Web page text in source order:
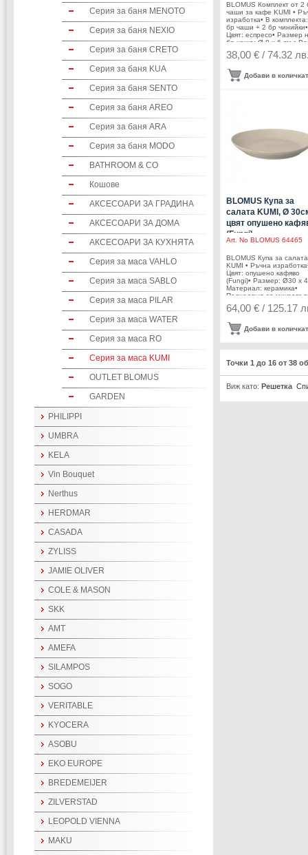
BLOMUS Комплект от 2
чаши за кафе KUMI •
изработка• В
бр чаши + 2 бр чинийки•
Цвят: еспресо• Размер
бр чаша: Ø 8 х 6 см.•
на 1 бр чинийка: Ø 13,5
см• Вместимост на 1 бр
Материал: керамика•
Подходящи за
38,00 € / 74.32
Добави в
BLOMUS Купа за
салата KUMI, Ø
цвят опушено
(Fungi)
Art. No BLOMUS 64465
BLOMUS Купа за салата
KUMI • Ръчна
Цвят: опушено кафяво
(Fungi)• Размер: Ø30 х
Материал: керамика•
Подходяща за
фурна• Подходяща за
съдомиялна
BLOMUS /
Studio blomus
64,00 € / 125.17
Добави в
Точки 1 до 16 от 38
Виж като: Решетка
Серия за баня MENOTO
Серия за баня NEXIO
Серия за баня CRETO
Серия за баня KUA
Серия за баня SENTO
Серия за баня AREO
Серия за баня ARA
Серия за баня MODO
BATHROOM & CO
Кошове
АКСЕСОАРИ ЗА ГРАДИНА
АКСЕСОАРИ ЗА ДОМА
АКСЕСОАРИ ЗА КУХНЯТА
Серия за маса VAHLO
Серия за маса SABLO
Серия за маса PILAR
Серия за маса WATER
Серия за маса RO
Серия за маса KUMI
OUTLET BLOMUS
GARDEN
PHILIPPI
UMBRA
KELA
Vin Bouquet
Nerthus
HERDMAR
CASADA
ZYLISS
JAMIE OLIVER
COLE & MASON
SKK
AMT
AMEFA
SILAMPOS
SOGO
VERITABLE
KYOCERA
ASOBU
EKO EUROPE
BREDEMEIJER
ZILVERSTAD
LEOPOLD VIENNA
MAKU